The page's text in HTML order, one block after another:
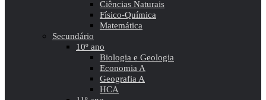
Ciências Naturais
Físico-Química
Matemática
Secundário
10º ano
Biologia e Geologia
Economia A
Geografia A
HCA